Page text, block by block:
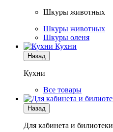
Шкуры животных
Шкуры животных
Шкуры оленя
Кухни
Назад
Кухни
Все товары
Назад
Для кабинета и билиотеки